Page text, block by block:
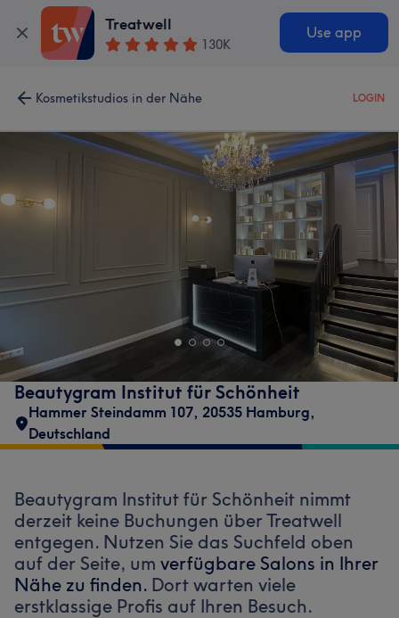
Treatwell
130K
Use app
Kosmetikstudios in der Nähe LOGIN
Beautygram Institut für Schönheit
Hammer Steindamm 107, 20535 Hamburg,
Deutschland
Beautygram Institut für Schönheit nimmt
derzeit keine Buchungen über Treatwell
entgegen. Nutzen Sie das Suchfeld oben
auf der Seite, um verfügbare Salons in Ihrer
Nähe zu finden. Dort warten viele
erstklassige Profis auf Ihren Besuch.